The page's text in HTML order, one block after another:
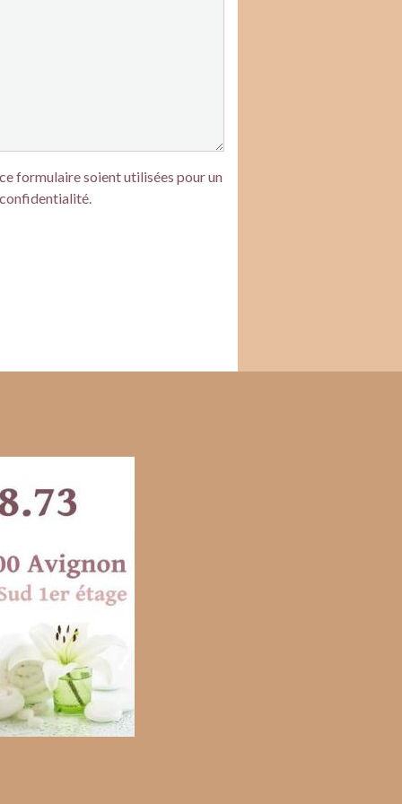
formulaire soient utilisées pour un